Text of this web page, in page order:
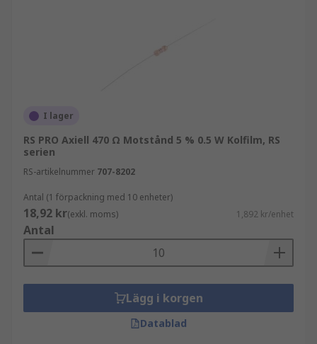
I lager
RS PRO Axiell 470 Ω Motstånd 5 % 0.5 W Kolfilm, RS
serien
RS-artikelnummer 707-8202
Antal (1 förpackning med 10 enheter)
18,92 kr(exkl. moms) 1,892 kr/enhet
Antal
Lägg i korgen
Datablad